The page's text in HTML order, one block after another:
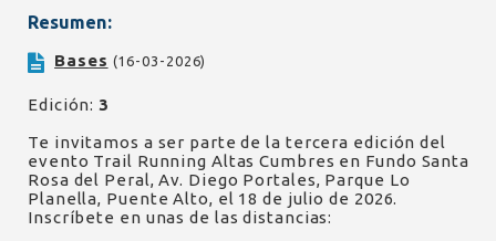
Resumen:
Bases (16-03-2026)
Edición: 3
Te invitamos a ser parte de la tercera edición del
evento Trail Running Altas Cumbres en Fundo Santa
Rosa del Peral, Av. Diego Portales, Parque Lo
Planella, Puente Alto, el 18 de julio de 2026.
Inscríbete en unas de las distancias: